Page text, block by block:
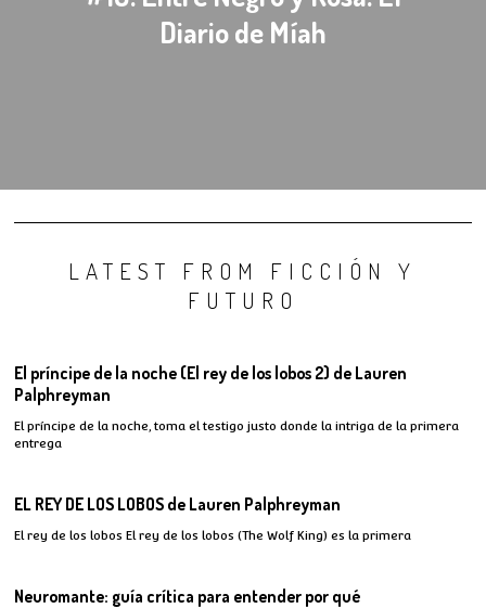
Diario de Míah
LATEST FROM FICCIÓN Y
FUTURO
El príncipe de la noche (El rey de los lobos 2) de Lauren
Palphreyman
El príncipe de la noche, toma el testigo justo donde la intriga de la primera
entrega
EL REY DE LOS LOBOS de Lauren Palphreyman
El rey de los lobos El rey de los lobos (The Wolf King) es la primera
Neuromante: guía crítica para entender por qué